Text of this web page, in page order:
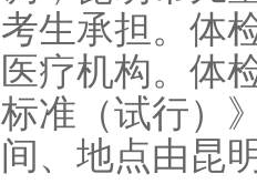
考生承担。体
医疗机构。体
标准（试行）
间、地点由昆